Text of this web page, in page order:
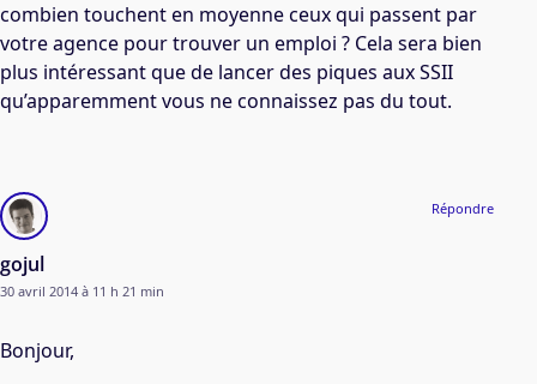
combien touchent en moyenne ceux qui passent par
votre agence pour trouver un emploi ? Cela sera bien
plus intéressant que de lancer des piques aux SSII
qu’apparemment vous ne connaissez pas du tout.
gojul
30 avril 2014 à 11 h 21 min
Bonjour,
Répondre